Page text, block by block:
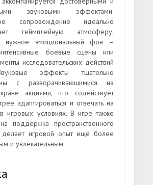
звуковыми эффектами.
сопровождение идеально
геймплейную атмосферу,
нужное эмоциональный фон –
боевые сцены или
исследовательских действий
эффекты тщательно
с разворачивающимися на
акциями, что содействует
адаптироваться и отвечать на
игровых условиях. В игре также
поддержка пространственного
делает игровой опыт ещё более
и увлекательным.